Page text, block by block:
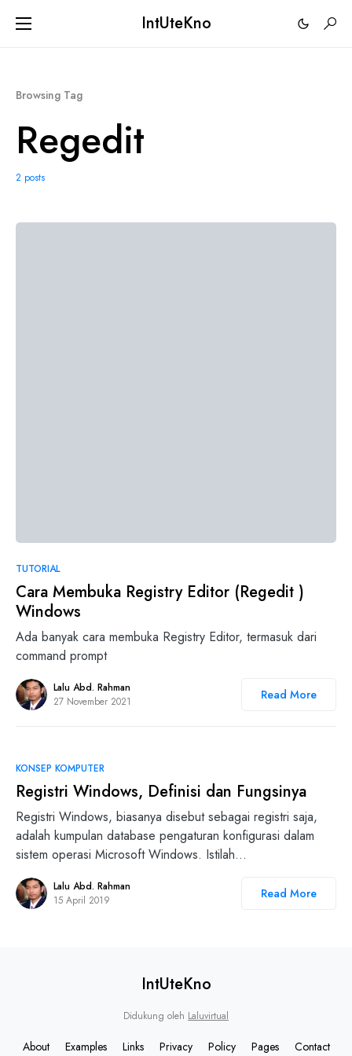
IntUteKno
Browsing Tag
Regedit
2 posts
TUTORIAL
Cara Membuka Registry Editor (Regedit )
Windows
Ada banyak cara membuka Registry Editor, termasuk dari
command prompt
Lalu Abd. Rahman
27 November 2021
Read More
KONSEP KOMPUTER
Registri Windows, Definisi dan Fungsinya
Registri Windows, biasanya disebut sebagai registri saja,
adalah kumpulan database pengaturan konfigurasi dalam
sistem operasi Microsoft Windows. Istilah…
Lalu Abd. Rahman
15 April 2019
Read More
IntUteKno
Didukung oleh Laluvirtual
About Examples Links Privacy Policy Pages Contact